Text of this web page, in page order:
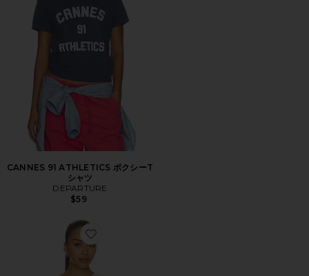
CANNES 91 ATHLETICS ボクシーT
シャツ
DEPARTURE
$59
Favorite CAPE COD 1983 ボクシーTシャツ